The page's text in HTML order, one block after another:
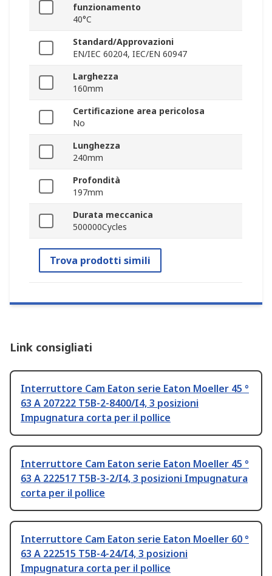
funzionamento
40°C
Standard/Approvazioni
EN/IEC 60204, IEC/EN 60947
Larghezza
160mm
Certificazione area pericolosa
No
Lunghezza
240mm
Profondità
197mm
Durata meccanica
500000Cycles
Trova prodotti simili
Link consigliati
Interruttore Cam Eaton serie Eaton Moeller 45 °
63 A 207222 T5B-2-8400/I4, 3 posizioni
Impugnatura corta per il pollice
Interruttore Cam Eaton serie Eaton Moeller 45 °
63 A 222517 T5B-3-2/I4, 3 posizioni Impugnatura
corta per il pollice
Interruttore Cam Eaton serie Eaton Moeller 60 °
63 A 222515 T5B-4-24/I4, 3 posizioni
Impugnatura corta per il pollice